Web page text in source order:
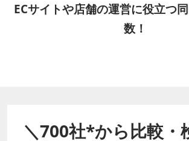
ECサイトや店舗の運営に役立つ
数！
＼700社*から比較・